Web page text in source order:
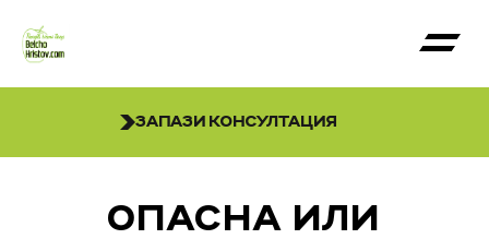
ЗАПАЗИ КОНСУЛТАЦИЯ
ОПАСНА ИЛИ